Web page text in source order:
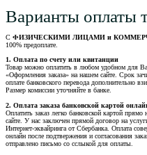
Варианты оплаты
С ФИЗИЧЕСКИМИ ЛИЦАМИ и
100% предоплате.
1. Оплата по счету или квитанции
Товар можно оплатить в любом удобном для
«Оформления заказа» на нашем сайте. Срок
оплате банковского перевода дополнительно
Размер комиссии уточняйте в банке.
2. Оплата заказа банковской картой
Оплатить заказ легко банковской картой прямо
сайте. У нас заключен прямой договор на
Интернет-эквайринга от Сбербанка. Оплата
онлайн после подтвержения и согласования
отправлено письмо со сслыкой для оплаты.